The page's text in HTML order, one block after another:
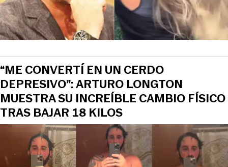
“ME CONVERTÍ EN UN CERDO
DEPRESIVO”: ARTURO LONGTON
MUESTRA SU INCREÍBLE CAMBIO FÍSICO
TRAS BAJAR 18 KILOS